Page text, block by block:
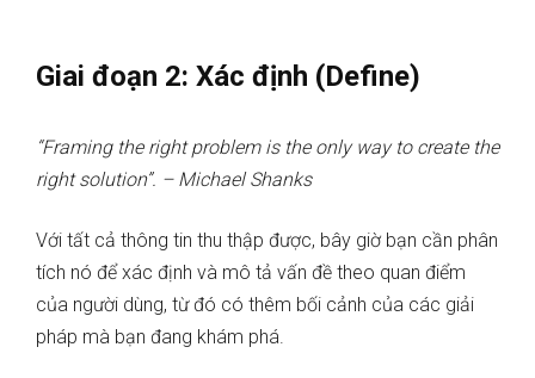
Giai đoạn 2: Xác định (Define)
“Framing the right problem is the only way to create the
right solution”. – Michael Shanks
Với tất cả thông tin thu thập được, bây giờ bạn cần phân
tích nó để xác định và mô tả vấn đề theo quan điểm
của người dùng, từ đó có thêm bối cảnh của các giải
pháp mà bạn đang khám phá.